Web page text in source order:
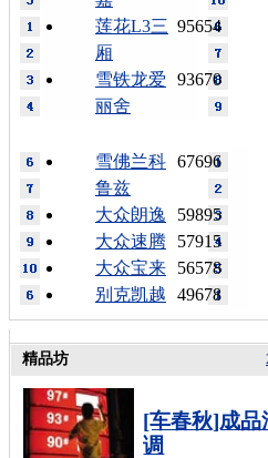
95654
莲花L3三
厢
93670
雪铁龙爱
丽舍
67696
雪佛兰科
鲁兹
59895
大众朗逸
57915
大众速腾
56578
大众宝来
49678
别克凯越
精品坊
[车春秋]成品
调